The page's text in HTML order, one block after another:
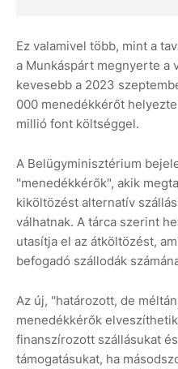
Ez valamivel több, mint a
a Munkáspárt megnyerte a
kevesebb a 2023
000 menedékkérőt
millió font költséggel.
A Belügyminisztérium
"menedékkérők", akik
kiköltözést alternatív
válhatnak. A tárca szerint
utasítja el az átköltözést,
befogadó szállodák
Az új, "határozott, de
menedékkérők
finanszírozott szállásukat
támogatásukat, ha